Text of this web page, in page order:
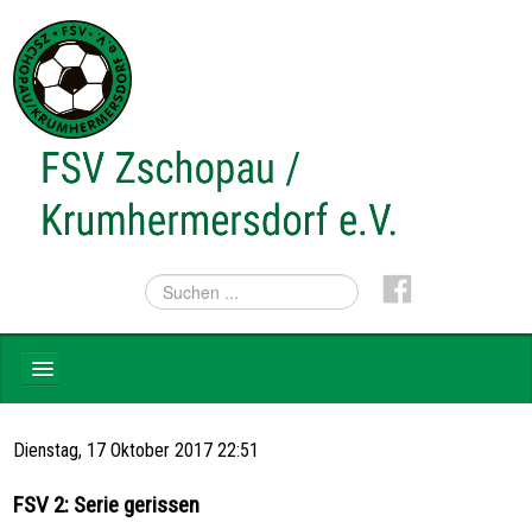
VEREIN
Dienstag, 17 Oktober 2017 22:51
FSV 2: Serie gerissen